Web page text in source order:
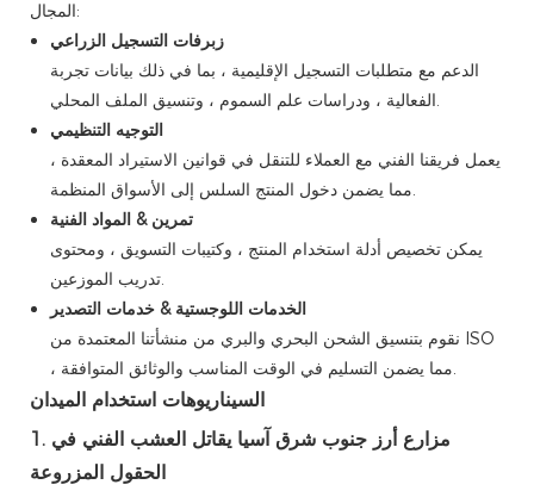
المجال:
زبرفات التسجيل الزراعي
الدعم مع متطلبات التسجيل الإقليمية ، بما في ذلك بيانات تجربة
الفعالية ، ودراسات علم السموم ، وتنسيق الملف المحلي.
التوجيه التنظيمي
يعمل فريقنا الفني مع العملاء للتنقل في قوانين الاستيراد المعقدة ،
مما يضمن دخول المنتج السلس إلى الأسواق المنظمة.
تمرين & المواد الفنية
يمكن تخصيص أدلة استخدام المنتج ، وكتيبات التسويق ، ومحتوى
تدريب الموزعين.
الخدمات اللوجستية & خدمات التصدير
نقوم بتنسيق الشحن البحري والبري من منشأتنا المعتمدة من ISO
، مما يضمن التسليم في الوقت المناسب والوثائق المتوافقة.
السيناريوهات استخدام الميدان
1. مزارع أرز جنوب شرق آسيا يقاتل العشب الفني في
الحقول المزروعة